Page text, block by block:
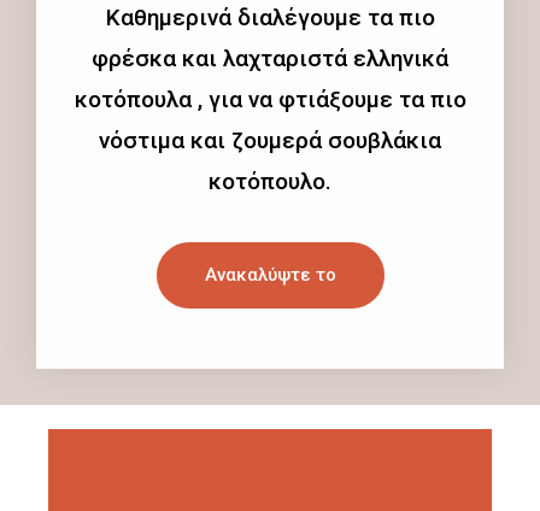
Καθημερινά διαλέγουμε τα πιο
φρέσκα και λαχταριστά ελληνικά
κοτόπουλα , για να φτιάξουμε τα πιο
νόστιμα και ζουμερά σουβλάκια
κοτόπουλο.
Ανακαλύψτε το